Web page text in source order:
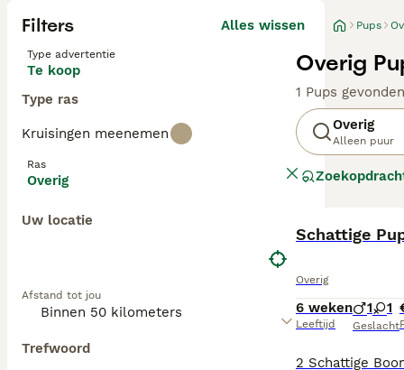
Filters Alles wissen
Type advertentie
Te koop
Type ras
Kruisingen meenemen
Ras
Overig
Uw locatie
Afstand tot jou
Trefwoord
Pups
Overig
1 Pups gevonden
Overig
Alleen puur
Schattige
Overig
6 weken
Leeftijd
1 1
Geslacht